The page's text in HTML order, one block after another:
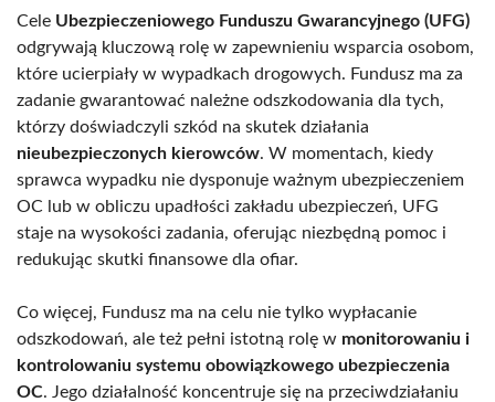
Cele Ubezpieczeniowego Funduszu Gwarancyjnego (UFG)
odgrywają kluczową rolę w zapewnieniu wsparcia osobom,
które ucierpiały w wypadkach drogowych. Fundusz ma za
zadanie gwarantować należne odszkodowania dla tych,
którzy doświadczyli szkód na skutek działania
nieubezpieczonych kierowców. W momentach, kiedy
sprawca wypadku nie dysponuje ważnym ubezpieczeniem
OC lub w obliczu upadłości zakładu ubezpieczeń, UFG
staje na wysokości zadania, oferując niezbędną pomoc i
redukując skutki finansowe dla ofiar.
Co więcej, Fundusz ma na celu nie tylko wypłacanie
odszkodowań, ale też pełni istotną rolę w monitorowaniu i
kontrolowaniu systemu obowiązkowego ubezpieczenia
OC. Jego działalność koncentruje się na przeciwdziałaniu